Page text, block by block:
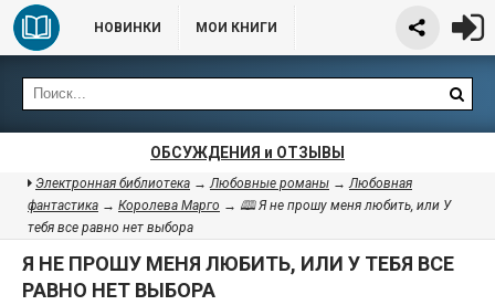
НОВИНКИ МОИ КНИГИ
ОБСУЖДЕНИЯ и ОТЗЫВЫ
Электронная библиотека →Любовные романы →Любовная
фантастика → Королева Марго → 🕮 Я не прошу меня любить, или У
тебя все равно нет выбора
Я НЕ ПРОШУ МЕНЯ ЛЮБИТЬ, ИЛИ У ТЕБЯ ВСЕ
РАВНО НЕТ ВЫБОРА